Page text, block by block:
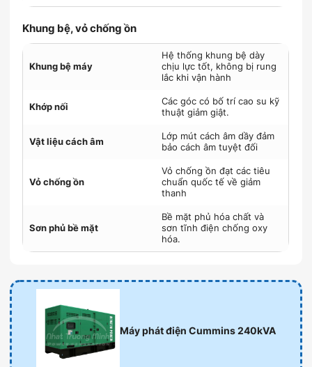
Khung bệ, vỏ chống ồn
Khung bệ máy
Hệ thống khung bệ dày
chịu lực tốt, không bị rung
lắc khi vận hành
Khớp nối
Các góc có bố trí cao su kỹ
thuật giảm giật.
Vật liệu cách âm
Lớp mút cách âm dầy đảm
bảo cách âm tuyệt đối
Vỏ chống ồn
Vỏ chống ồn đạt các tiêu
chuẩn quốc tế về giảm
thanh
Sơn phủ bề mặt
Bề mặt phủ hóa chất và
sơn tĩnh điện chống oxy
hóa.
Máy phát điện Cummins 240kVA